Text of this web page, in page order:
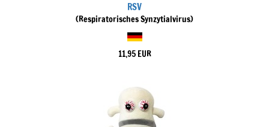
RSV
(Respiratorisches Synzytialvirus)
11,95 EUR